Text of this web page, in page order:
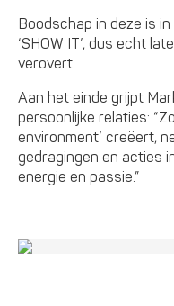
Boodschap in deze is
‘SHOW IT’, dus echt
verovert.
Aan het einde grijpt
persoonlijke relaties:
environment’ creëert,
gedragingen en acties
energie en passie.”